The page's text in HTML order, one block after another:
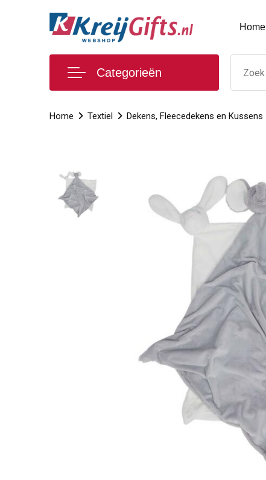
Home
Categorieën
Home Textiel Dekens, Fleecedekens en Kussens